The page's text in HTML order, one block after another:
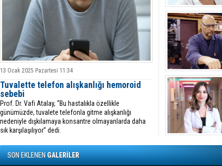
13 Ocak 2025 Pazartesi 11:34
Tuvalette telefon alışkanlığı hemoroid
sebebi
Prof. Dr. Vafi Atalay, “Bu hastalıkla özellikle
günümüzde, tuvalete telefonla gitme alışkanlığı
nedeniyle dışkılamaya konsantre olmayanlarda daha
sık karşılaşılıyor” dedi.
SON EKLENENGALERİLER